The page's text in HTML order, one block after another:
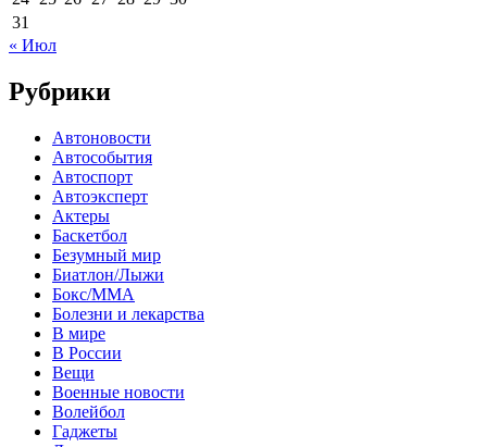
31
« Июл
Рубрики
Автоновости
Автособытия
Автоспорт
Автоэксперт
Актеры
Баскетбол
Безумный мир
Биатлон/Лыжи
Бокс/MMA
Болезни и лекарства
В мире
В России
Вещи
Военные новости
Волейбол
Гаджеты